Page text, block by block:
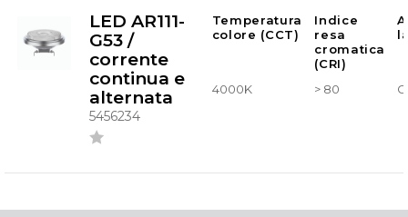
LED AR111-
G53 /
corrente
continua e
alternata
5456234
Temperatura
colore (CCT)
Indice
resa
cromatica
(CRI)
4000K > 80